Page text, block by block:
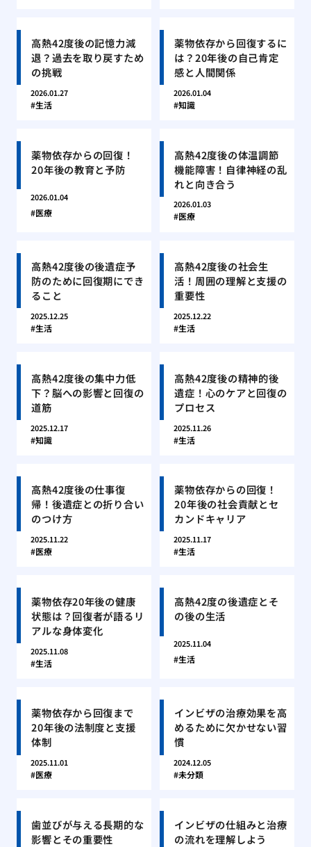
高熱42度後の記憶力減
退？過去を取り戻すため
の挑戦
2026.01.27
生活
薬物依存から回復するに
は？20年後の自己肯定
感と人間関係
2026.01.04
知識
薬物依存からの回復！
20年後の教育と予防
2026.01.04
医療
高熱42度後の体温調節
機能障害！自律神経の乱
れと向き合う
2026.01.03
医療
高熱42度後の後遺症予
防のために回復期にでき
ること
2025.12.25
生活
高熱42度後の社会生
活！周囲の理解と支援の
重要性
2025.12.22
生活
高熱42度後の集中力低
下？脳への影響と回復の
道筋
2025.12.17
知識
高熱42度後の精神的後
遺症！心のケアと回復の
プロセス
2025.11.26
生活
高熱42度後の仕事復
帰！後遺症との折り合い
のつけ方
2025.11.22
医療
薬物依存からの回復！
20年後の社会貢献とセ
カンドキャリア
2025.11.17
生活
薬物依存20年後の健康
状態は？回復者が語るリ
アルな身体変化
2025.11.08
生活
高熱42度の後遺症とそ
の後の生活
2025.11.04
生活
薬物依存から回復まで
20年後の法制度と支援
体制
2025.11.01
医療
インビザの治療効果を高
めるために欠かせない習
慣
2024.12.05
未分類
歯並びが与える長期的な
影響とその重要性
インビザの仕組みと治療
の流れを理解しよう